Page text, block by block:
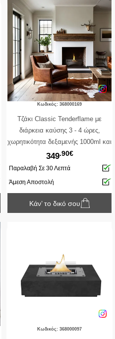
Κωδικός: 368000169
Τζάκι Classic Tenderflame με
διάρκεια καύσης 3 - 4 ώρες,
χωρητικότητα δεξαμενής 1000ml και
διαστάσεις 41x23x17cm - Black
349.90€
Παραλαβή Σε 30 Λεπτά
Άμεση Αποστολή
Κάν’ το δικό σου
Κωδικός: 368000097